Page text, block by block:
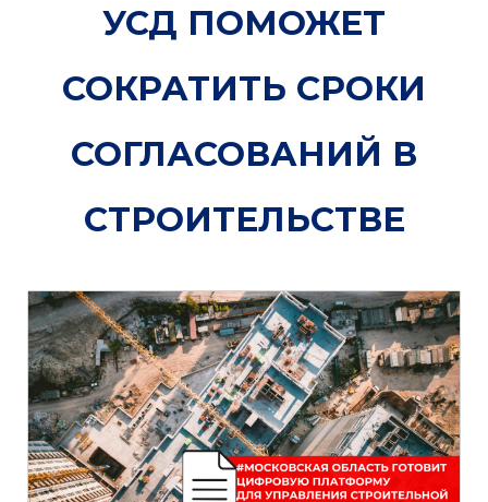
УСД ПОМОЖЕТ
СОКРАТИТЬ СРОКИ
СОГЛАСОВАНИЙ В
СТРОИТЕЛЬСТВЕ